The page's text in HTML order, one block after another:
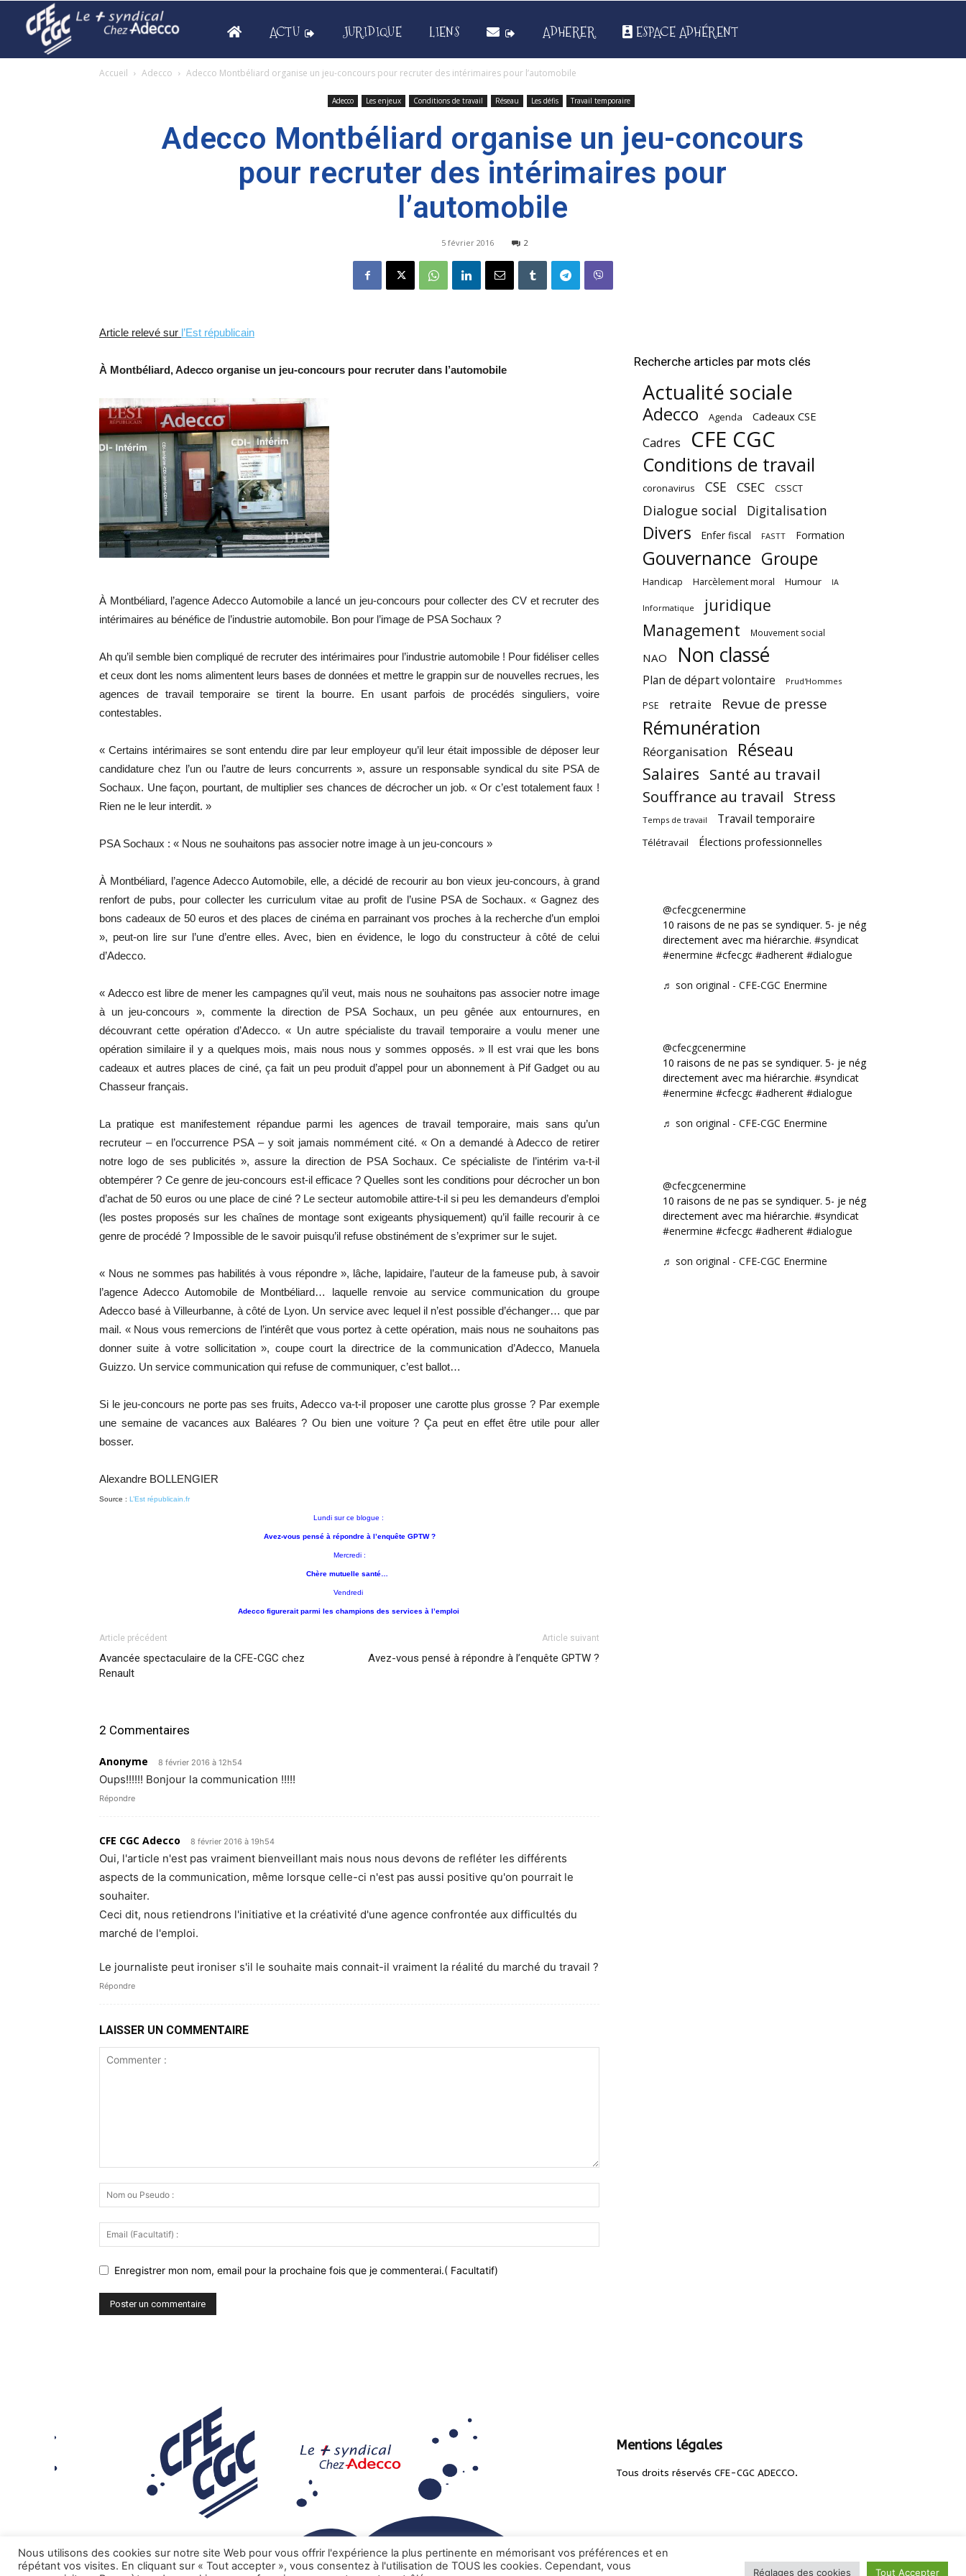
ACTU JURIDIQUE LIENS ADHERER ESPACE ADHÉRENT
Accueil Adecco Adecco Montbéliard organise un jeu-concours pour recruter des intérimaires pour l’automobile
Adecco Les enjeux Conditions de travail Réseau Les défis Travail temporaire
Adecco Montbéliard organise un jeu-concours
pour recruter des intérimaires pour
l’automobile
5 février 2016 2
Article relevé sur l’Est républicain
À Montbéliard, Adecco organise un jeu-concours pour recruter dans l’automobile
À Montbéliard, l’agence Adecco Automobile a lancé un jeu-concours pour collecter des CV et recruter des
intérimaires au bénéfice de l’industrie automobile. Bon pour l’image de PSA Sochaux ?
Ah qu’il semble bien compliqué de recruter des intérimaires pour l’industrie automobile ! Pour fidéliser celles
et ceux dont les noms alimentent leurs bases de données et mettre le grappin sur de nouvelles recrues, les
agences de travail temporaire se tirent la bourre. En usant parfois de procédés singuliers, voire
contestables.
« Certains intérimaires se sont entendu dire par leur employeur qu’il leur était impossible de déposer leur
candidature chez l’un ou l’autre de leurs concurrents », assure un responsable syndical du site PSA de
Sochaux. Une façon, pourtant, de multiplier ses chances de décrocher un job. « Or c’est totalement faux !
Rien ne le leur interdit. »
PSA Sochaux : « Nous ne souhaitons pas associer notre image à un jeu-concours »
À Montbéliard, l’agence Adecco Automobile, elle, a décidé de recourir au bon vieux jeu-concours, à grand
renfort de pubs, pour collecter les curriculum vitae au profit de l’usine PSA de Sochaux. « Gagnez des
bons cadeaux de 50 euros et des places de cinéma en parrainant vos proches à la recherche d’un emploi
», peut-on lire sur l’une d’entre elles. Avec, bien en évidence, le logo du constructeur à côté de celui
d’Adecco.
« Adecco est libre de mener les campagnes qu’il veut, mais nous ne souhaitons pas associer notre image
à un jeu-concours », commente la direction de PSA Sochaux, un peu gênée aux entournures, en
découvrant cette opération d’Adecco. « Un autre spécialiste du travail temporaire a voulu mener une
opération similaire il y a quelques mois, mais nous nous y sommes opposés. » Il est vrai que les bons
cadeaux et autres places de ciné, ça fait un peu produit d’appel pour un abonnement à Pif Gadget ou au
Chasseur français.
La pratique est manifestement répandue parmi les agences de travail temporaire, mais sans qu’un
recruteur – en l’occurrence PSA – y soit jamais nommément cité. « On a demandé à Adecco de retirer
notre logo de ses publicités », assure la direction de PSA Sochaux. Ce spécialiste de l’intérim va-t-il
obtempérer ? Ce genre de jeu-concours est-il efficace ? Quelles sont les conditions pour décrocher un bon
d’achat de 50 euros ou une place de ciné ? Le secteur automobile attire-t-il si peu les demandeurs d’emploi
(les postes proposés sur les chaînes de montage sont exigeants physiquement) qu’il faille recourir à ce
genre de procédé ? Impossible de le savoir puisqu’il refuse obstinément de s’exprimer sur le sujet.
« Nous ne sommes pas habilités à vous répondre », lâche, lapidaire, l’auteur de la fameuse pub, à savoir
l’agence Adecco Automobile de Montbéliard… laquelle renvoie au service communication du groupe
Adecco basé à Villeurbanne, à côté de Lyon. Un service avec lequel il n’est possible d’échanger… que par
mail. « Nous vous remercions de l’intérêt que vous portez à cette opération, mais nous ne souhaitons pas
donner suite à votre sollicitation », coupe court la directrice de la communication d’Adecco, Manuela
Guizzo. Un service communication qui refuse de communiquer, c’est ballot…
Si le jeu-concours ne porte pas ses fruits, Adecco va-t-il proposer une carotte plus grosse ? Par exemple
une semaine de vacances aux Baléares ? Ou bien une voiture ? Ça peut en effet être utile pour aller
bosser.
Alexandre BOLLENGIER
Source : L’Est républicain.fr
Lundi sur ce blogue :
Avez-vous pensé à répondre à l’enquête GPTW?
Mercredi :
Chère mutuelle santé…
Vendredi
Adecco figurerait parmi les champions des services à l’emploi
Article précédent
Avancée spectaculaire de la CFE-CGC chez
Renault
Article suivant
Avez-vous pensé à répondre à l’enquête GPTW ?
2 Commentaires
Anonyme 8 février 2016 à 12h54
Oups!!!!!! Bonjour la communication !!!!!
Répondre
CFE CGC Adecco 8 février 2016 à 19h54
Oui, l'article n'est pas vraiment bienveillant mais nous nous devons de refléter les différents
aspects de la communication, même lorsque celle-ci n'est pas aussi positive qu'on pourrait le
souhaiter.
Ceci dit, nous retiendrons l'initiative et la créativité d'une agence confrontée aux difficultés du
marché de l'emploi.
Le journaliste peut ironiser s'il le souhaite mais connait-il vraiment la réalité du marché du travail ?
Répondre
LAISSER UN COMMENTAIRE
Enregistrer mon nom, email pour la prochaine fois que je commenterai.( Facultatif)
Recherche articles par mots clés
Actualité sociale
Adecco Agenda Cadeaux CSE
Cadres CFE CGC
Conditions de travail
coronavirus CSE CSEC CSSCT
Dialogue social Digitalisation
Divers Enfer fiscal FASTT Formation
Gouvernance Groupe
Handicap Harcèlement moral Humour IA
Informatique
juridique
Management
Mouvement social
NAO Non classé
Plan de départ volontaire Prud'Hommes
PSE retraite Revue de presse
Rémunération
Réorganisation Réseau
Salaires Santé au travail
Souffrance au travail Stress
Temps de travail Travail temporaire
Télétravail Élections professionnelles
@cfecgcenermine
10 raisons de ne pas se syndiquer. 5- je négocie
directement avec ma hiérarchie. #syndicat
#enermine #cfecgc #adherent #dialogue
♬ son original - CFE-CGC Enermine
@cfecgcenermine
10 raisons de ne pas se syndiquer. 5- je négocie
directement avec ma hiérarchie. #syndicat
#enermine #cfecgc #adherent #dialogue
♬ son original - CFE-CGC Enermine
@cfecgcenermine
10 raisons de ne pas se syndiquer. 5- je négocie
directement avec ma hiérarchie. #syndicat
#enermine #cfecgc #adherent #dialogue
♬ son original - CFE-CGC Enermine
Mentions légales
Tous droits réservés CFE-CGC ADECCO.
Nous utilisons des cookies sur notre site Web pour vous offrir l'expérience la plus pertinente en mémorisant vos préférences et en
répétant vos visites. En cliquant sur « Tout accepter », vous consentez à l'utilisation de TOUS les cookies. Cependant, vous
Réglages des cookies Tout Accepter